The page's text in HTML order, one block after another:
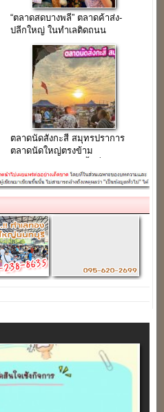
“ตลาดสดบางพลี” ตลาดค้าส่ง-
ปลีกใหญ่ ในทำเลติดถนน
ตลาดนัดสังกะสี สมุทรปราการ
ตลาดนัดใหญ่ตรงข้าม
ไร่